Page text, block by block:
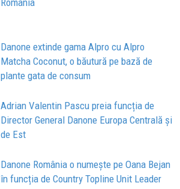
România
Danone extinde gama Alpro cu Alpro
Matcha Coconut, o băutură pe bază de
plante gata de consum
Adrian Valentin Pascu preia funcția de
Director General Danone Europa Centrală și
de Est
Danone România o numește pe Oana Bejan
în funcția de Country Topline Unit Leader